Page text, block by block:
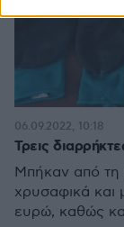
Τρεις
Μπήκαν από τη
χρυσαφικά και
ευρώ, καθώς
06.09.2022, 10:18